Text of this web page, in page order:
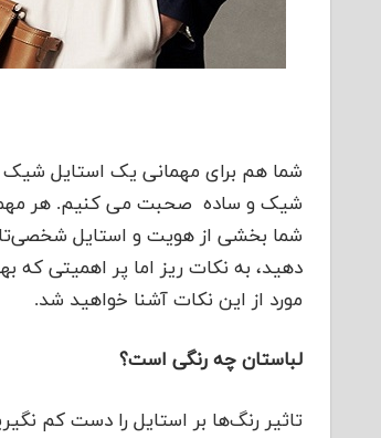
شما هم برای مهمانی یک استایل شیک
شیک و ساده صحبت می کنیم. هر
شما بخشی از هویت و استایل شخصی‌تان
دهید، به نکات ریز اما پر اهمیتی
مورد از این نکات آشنا خواهید شد.
لباستان چه رنگی است؟
تاثیر رنگ‌ها بر استایل را دست کم